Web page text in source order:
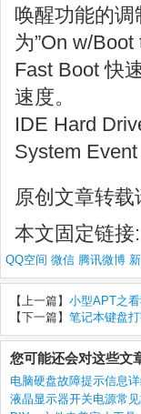
唤醒功能的
为”On w/
Fast Boot 快
速度。
IDE Hard
System
原创文章转载
本文固定链接:
QQ空间 微信 腾讯微博
【上一篇】 小型APT之
【下一篇】 笔记本键盘
您可能还会对这些文
电脑硬盘故障提示信息
液晶显示器开关电源常